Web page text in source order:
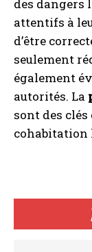
des dangers
attentifs à
d’être
seulement
également
autorités. La
sont des
cohabitation